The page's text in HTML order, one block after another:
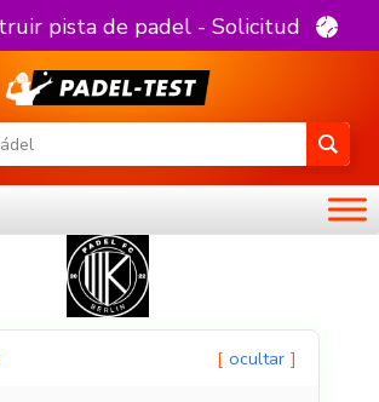
pista de padel - Solicitud
ocultar